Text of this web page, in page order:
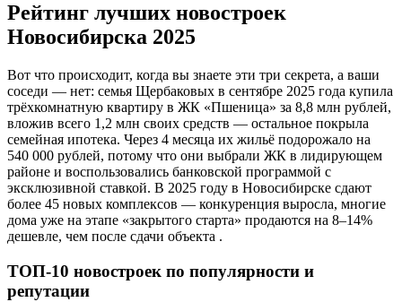
Рейтинг лучших новостроек
Новосибирска 2025
Вот что происходит, когда вы знаете эти три секрета, а ваши
соседи — нет: семья Щербаковых в сентябре 2025 года купила
трёхкомнатную квартиру в ЖК «Пшеница» за 8,8 млн рублей,
вложив всего 1,2 млн своих средств — остальное покрыла
семейная ипотека. Через 4 месяца их жильё подорожало на
540 000 рублей, потому что они выбрали ЖК в лидирующем
районе и воспользовались банковской программой с
эксклюзивной ставкой. В 2025 году в Новосибирске сдают
более 45 новых комплексов — конкуренция выросла, многие
дома уже на этапе «закрытого старта» продаются на 8–14%
дешевле, чем после сдачи объекта .
ТОП-10 новостроек по популярности и
репутации